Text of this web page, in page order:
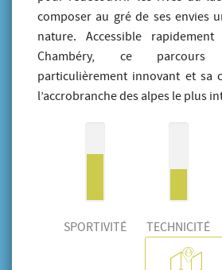
composer au gré de ses envies
nature. Accessible
Chambéry, ce
particulièrement innovant et sa
l’accrobranche des alpes le plus
SPORTIVITÉ TECHNICITÉ